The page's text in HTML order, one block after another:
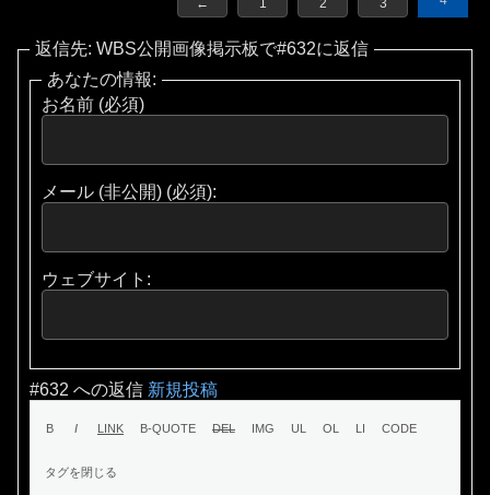
← 1 2 3
返信先: WBS公開画像掲示板で#632に返信
あなたの情報:
お名前 (必須)
メール (非公開) (必須):
ウェブサイト:
#632 への返信 新規投稿